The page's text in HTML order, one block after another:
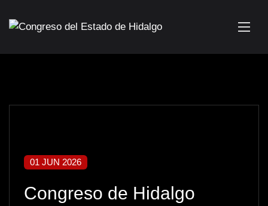
01 JUN 2026
Congreso de Hidalgo